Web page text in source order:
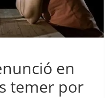
en
temer por